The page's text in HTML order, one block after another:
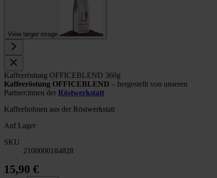
View larger image
Kaffeeröstung OFFICEBLEND 360g
Kaffeeröstung OFFICEBLEND – hergestellt von unseren
Partner:innen der Röstwerkstatt
Kaffeebohnen aus der Röstwerkstatt
Auf Lager
SKU
2100000184828
15,90 €